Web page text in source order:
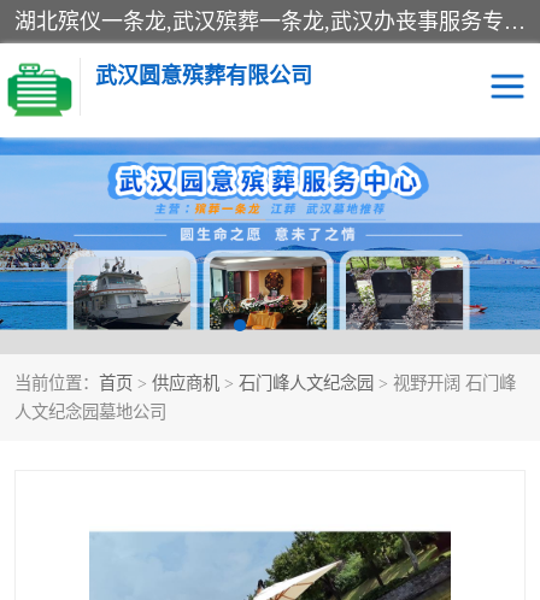
湖北殡仪一条龙,武汉殡葬一条龙,武汉办丧事服务专理红白佛事、病人临终关怀、医院或家中老人去世穿寿衣、灵车遗体接运、殡仪馆告别厅预约、办理火葬场手续、民俗丧事策划、遗体告别仪式、民俗礼仪服务、殡葬礼仪策划、陵园墓位导购、寺庙塔位择吉、往生功德策划、民俗功德策划、异地殡葬礼仪服务、异地骨灰接送返乡
武汉圆意殡葬有限公司
当前位置： 首页 > 供应商机 > 石门峰人文纪念园 > 视野开阔 石门峰
人文纪念园墓地公司
殡葬一条龙服务 江葬一条龙服务
武汉锦辉天堂文化园 仙鹤湖湿地公园
长乐园陵园 万福净土陵园
武汉市阳逻九龙宫陵园 石门峰人文纪念园